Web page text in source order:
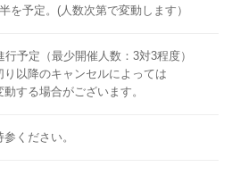
を予定。(人数次第で変動します）
行予定（最少開催人数：3対3程度）
以降のキャンセルによっては
する場合がございます。
ください。